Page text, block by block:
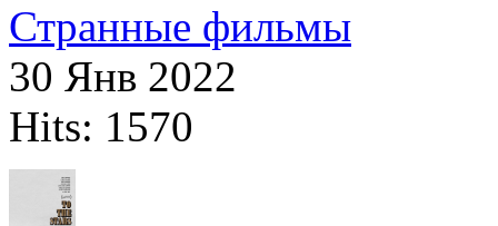
Странные фильмы
30 Янв 2022
Hits: 1570